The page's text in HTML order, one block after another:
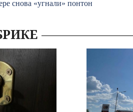
снова «угнали» понтон